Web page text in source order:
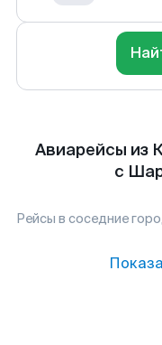
Авиарейсы из
с
Рейсы в соседние